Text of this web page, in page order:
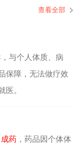
查看全部
与个人体质、病
保障，无法做疗效
医。
药，药品因个体体